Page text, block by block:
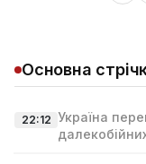
Основна
22:12 Україна